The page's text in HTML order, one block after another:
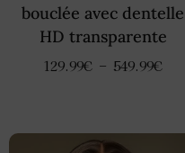
bouclée avec dentelle
HD transparente
129.99€ – 549.99€